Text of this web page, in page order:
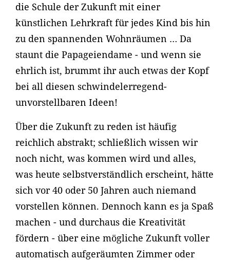
die Schule der Zukunft mit einer
künstlichen Lehrkraft für jedes Kind bis hin
zu den spannenden Wohnräumen … Da
staunt die Papageiendame - und wenn sie
ehrlich ist, brummt ihr auch etwas der Kopf
bei all diesen schwindelerregend-
unvorstellbaren Ideen!
Über die Zukunft zu reden ist häufig
reichlich abstrakt; schließlich wissen wir
noch nicht, was kommen wird und alles,
was heute selbstverständlich erscheint, hätte
sich vor 40 oder 50 Jahren auch niemand
vorstellen können. Dennoch kann es ja Spaß
machen - und durchaus die Kreativität
fördern - über eine mögliche Zukunft voller
automatisch aufgeräumten Zimmer oder